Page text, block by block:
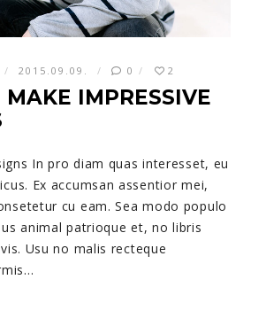
2015.09.09. 0 2
IMPRESSIVE
In pro diam quas interesset, eu
Ex accumsan assentior mei,
cu eam. Sea modo populo
animal patrioque et, no libris
Usu no malis recteque